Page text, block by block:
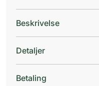
Beskrivelse
Detaljer
Betaling